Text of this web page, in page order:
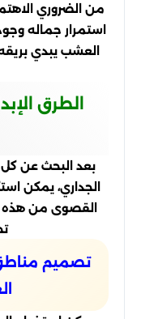
من الضروري
استمرار جماله
العشب يبدي
الطرق
بعد البحث عن
الجداري، يمكن
القصوى من هذه
تصميم